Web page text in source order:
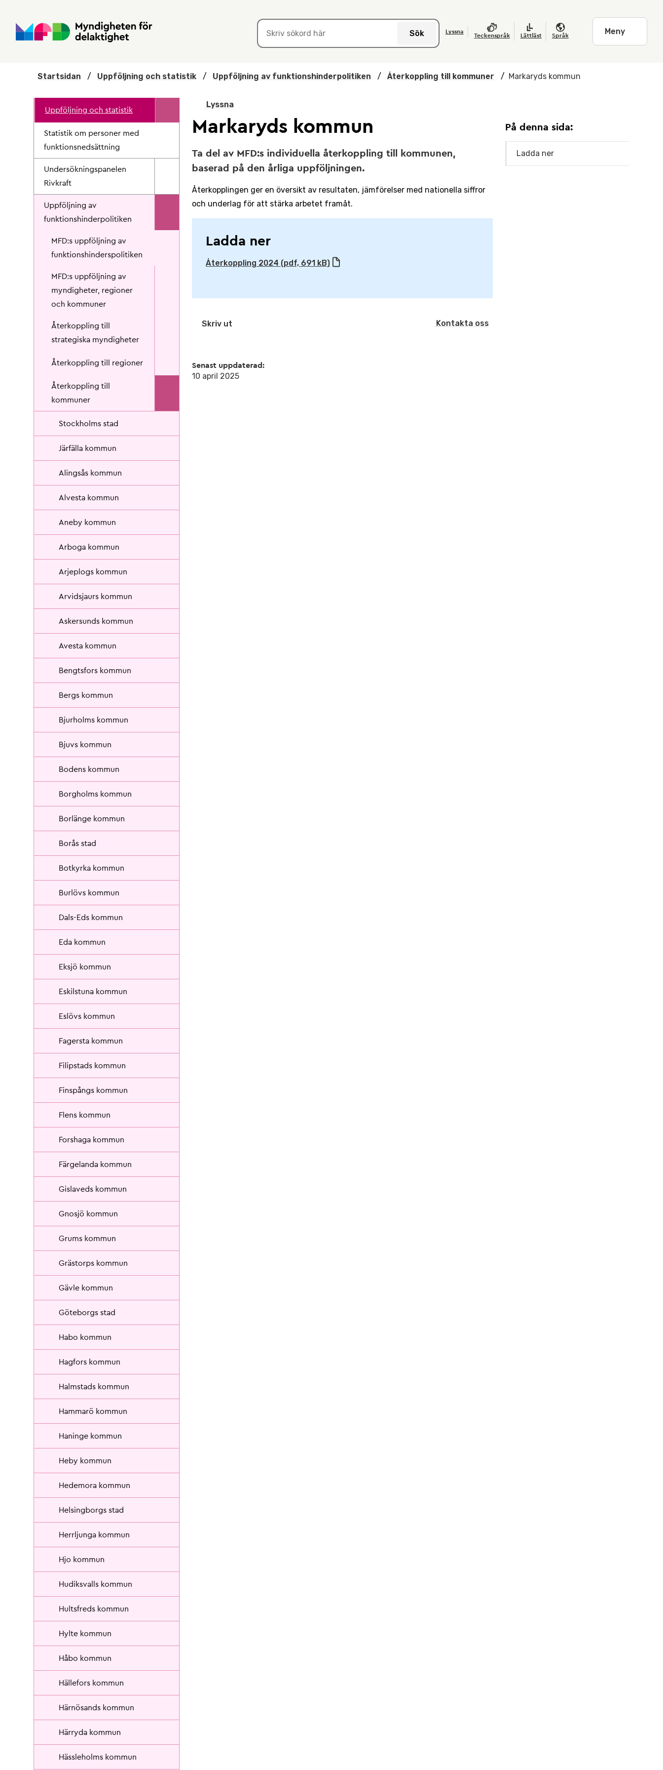
Sök Lyssna
Teckenspråk Lättläst Språk Meny
Startsidan / Uppföljning och statistik / Uppföljning av funktionshinderpolitiken / Återkoppling till kommuner / Markaryds kommun
Uppföljning och statistik
Statistik om personer med
funktionsnedsättning
Undersökningspanelen
Rivkraft
Uppföljning av
funktionshinderpolitiken
MFD:s uppföljning av
funktionshinderspolitiken
MFD:s uppföljning av
myndigheter, regioner
och kommuner
Återkoppling till
strategiska myndigheter
Återkoppling till regioner
Återkoppling till
kommuner
Stockholms stad
Järfälla kommun
Alingsås kommun
Alvesta kommun
Aneby kommun
Arboga kommun
Arjeplogs kommun
Arvidsjaurs kommun
Askersunds kommun
Avesta kommun
Bengtsfors kommun
Bergs kommun
Bjurholms kommun
Bjuvs kommun
Bodens kommun
Borgholms kommun
Borlänge kommun
Borås stad
Botkyrka kommun
Burlövs kommun
Dals-Eds kommun
Eda kommun
Eksjö kommun
Eskilstuna kommun
Eslövs kommun
Fagersta kommun
Filipstads kommun
Finspångs kommun
Flens kommun
Forshaga kommun
Färgelanda kommun
Gislaveds kommun
Gnosjö kommun
Grums kommun
Grästorps kommun
Gävle kommun
Göteborgs stad
Habo kommun
Hagfors kommun
Halmstads kommun
Hammarö kommun
Haninge kommun
Heby kommun
Hedemora kommun
Helsingborgs stad
Herrljunga kommun
Hjo kommun
Hudiksvalls kommun
Hultsfreds kommun
Hylte kommun
Håbo kommun
Hällefors kommun
Härnösands kommun
Härryda kommun
Hässleholms kommun
Lyssna
Markaryds kommun
Ta del av MFD:s individuella återkoppling till kommunen,
baserad på den årliga uppföljningen.
Återkopplingen ger en översikt av resultaten, jämförelser med nationella siffror
och underlag för att stärka arbetet framåt.
Ladda ner
Återkoppling 2024 (pdf, 691 kB)
Skriv ut Kontakta oss
Senast uppdaterad:
10 april 2025
På denna sida:
Ladda ner